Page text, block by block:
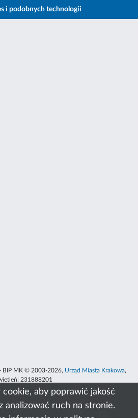
aby poprawić jakość
analizować ruch na stronie.
i podobnych technologii
BIP MK © 2003-2026, Urząd Miasta Krakowa,
231888201